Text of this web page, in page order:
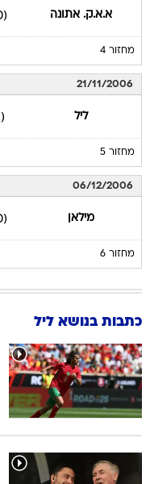
א.א.ק. אתונה (0)
מחזור 4
21/11/2006
ליל (1)
מחזור 5
06/12/2006
מילאן (0)
מחזור 6
כתבות בנושא ליל